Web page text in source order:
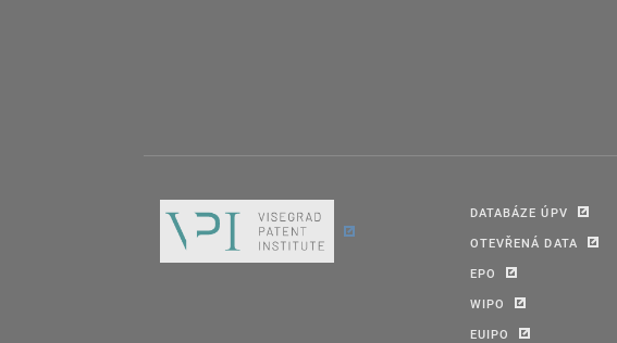
DATABÁZE ÚPV
OTEVŘENÁ DATA
EPO
WIPO
EUIPO